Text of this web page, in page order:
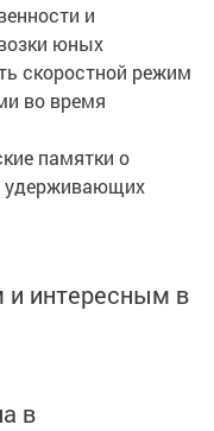
и
юных
скоростной режим
во время
памятки о
удерживающих
интересным в
в